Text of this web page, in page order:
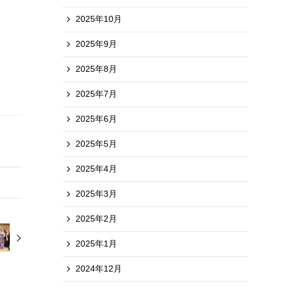
2025年10月
2025年9月
2025年8月
2025年7月
2025年6月
2025年5月
2025年4月
2025年3月
2025年2月
2025年1月
2024年12月